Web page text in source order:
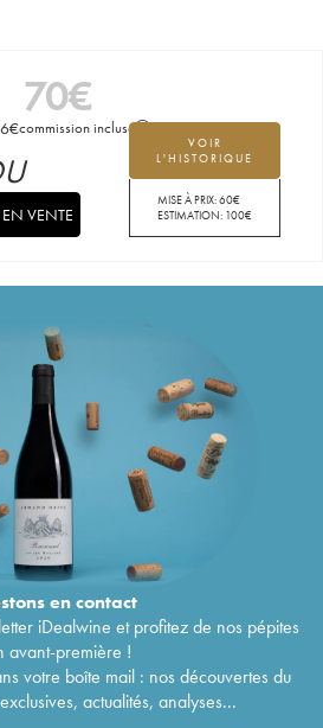
70€
€commission incluse
VOIR
L'HISTORIQUE
MISE À PRIX:60€
ESTIMATION: 100€
VENTE
encontact
iDealwine et profitez de nos pépites
avant-première !
votre boîte mail : nos découvertes du
actualités, analyses...